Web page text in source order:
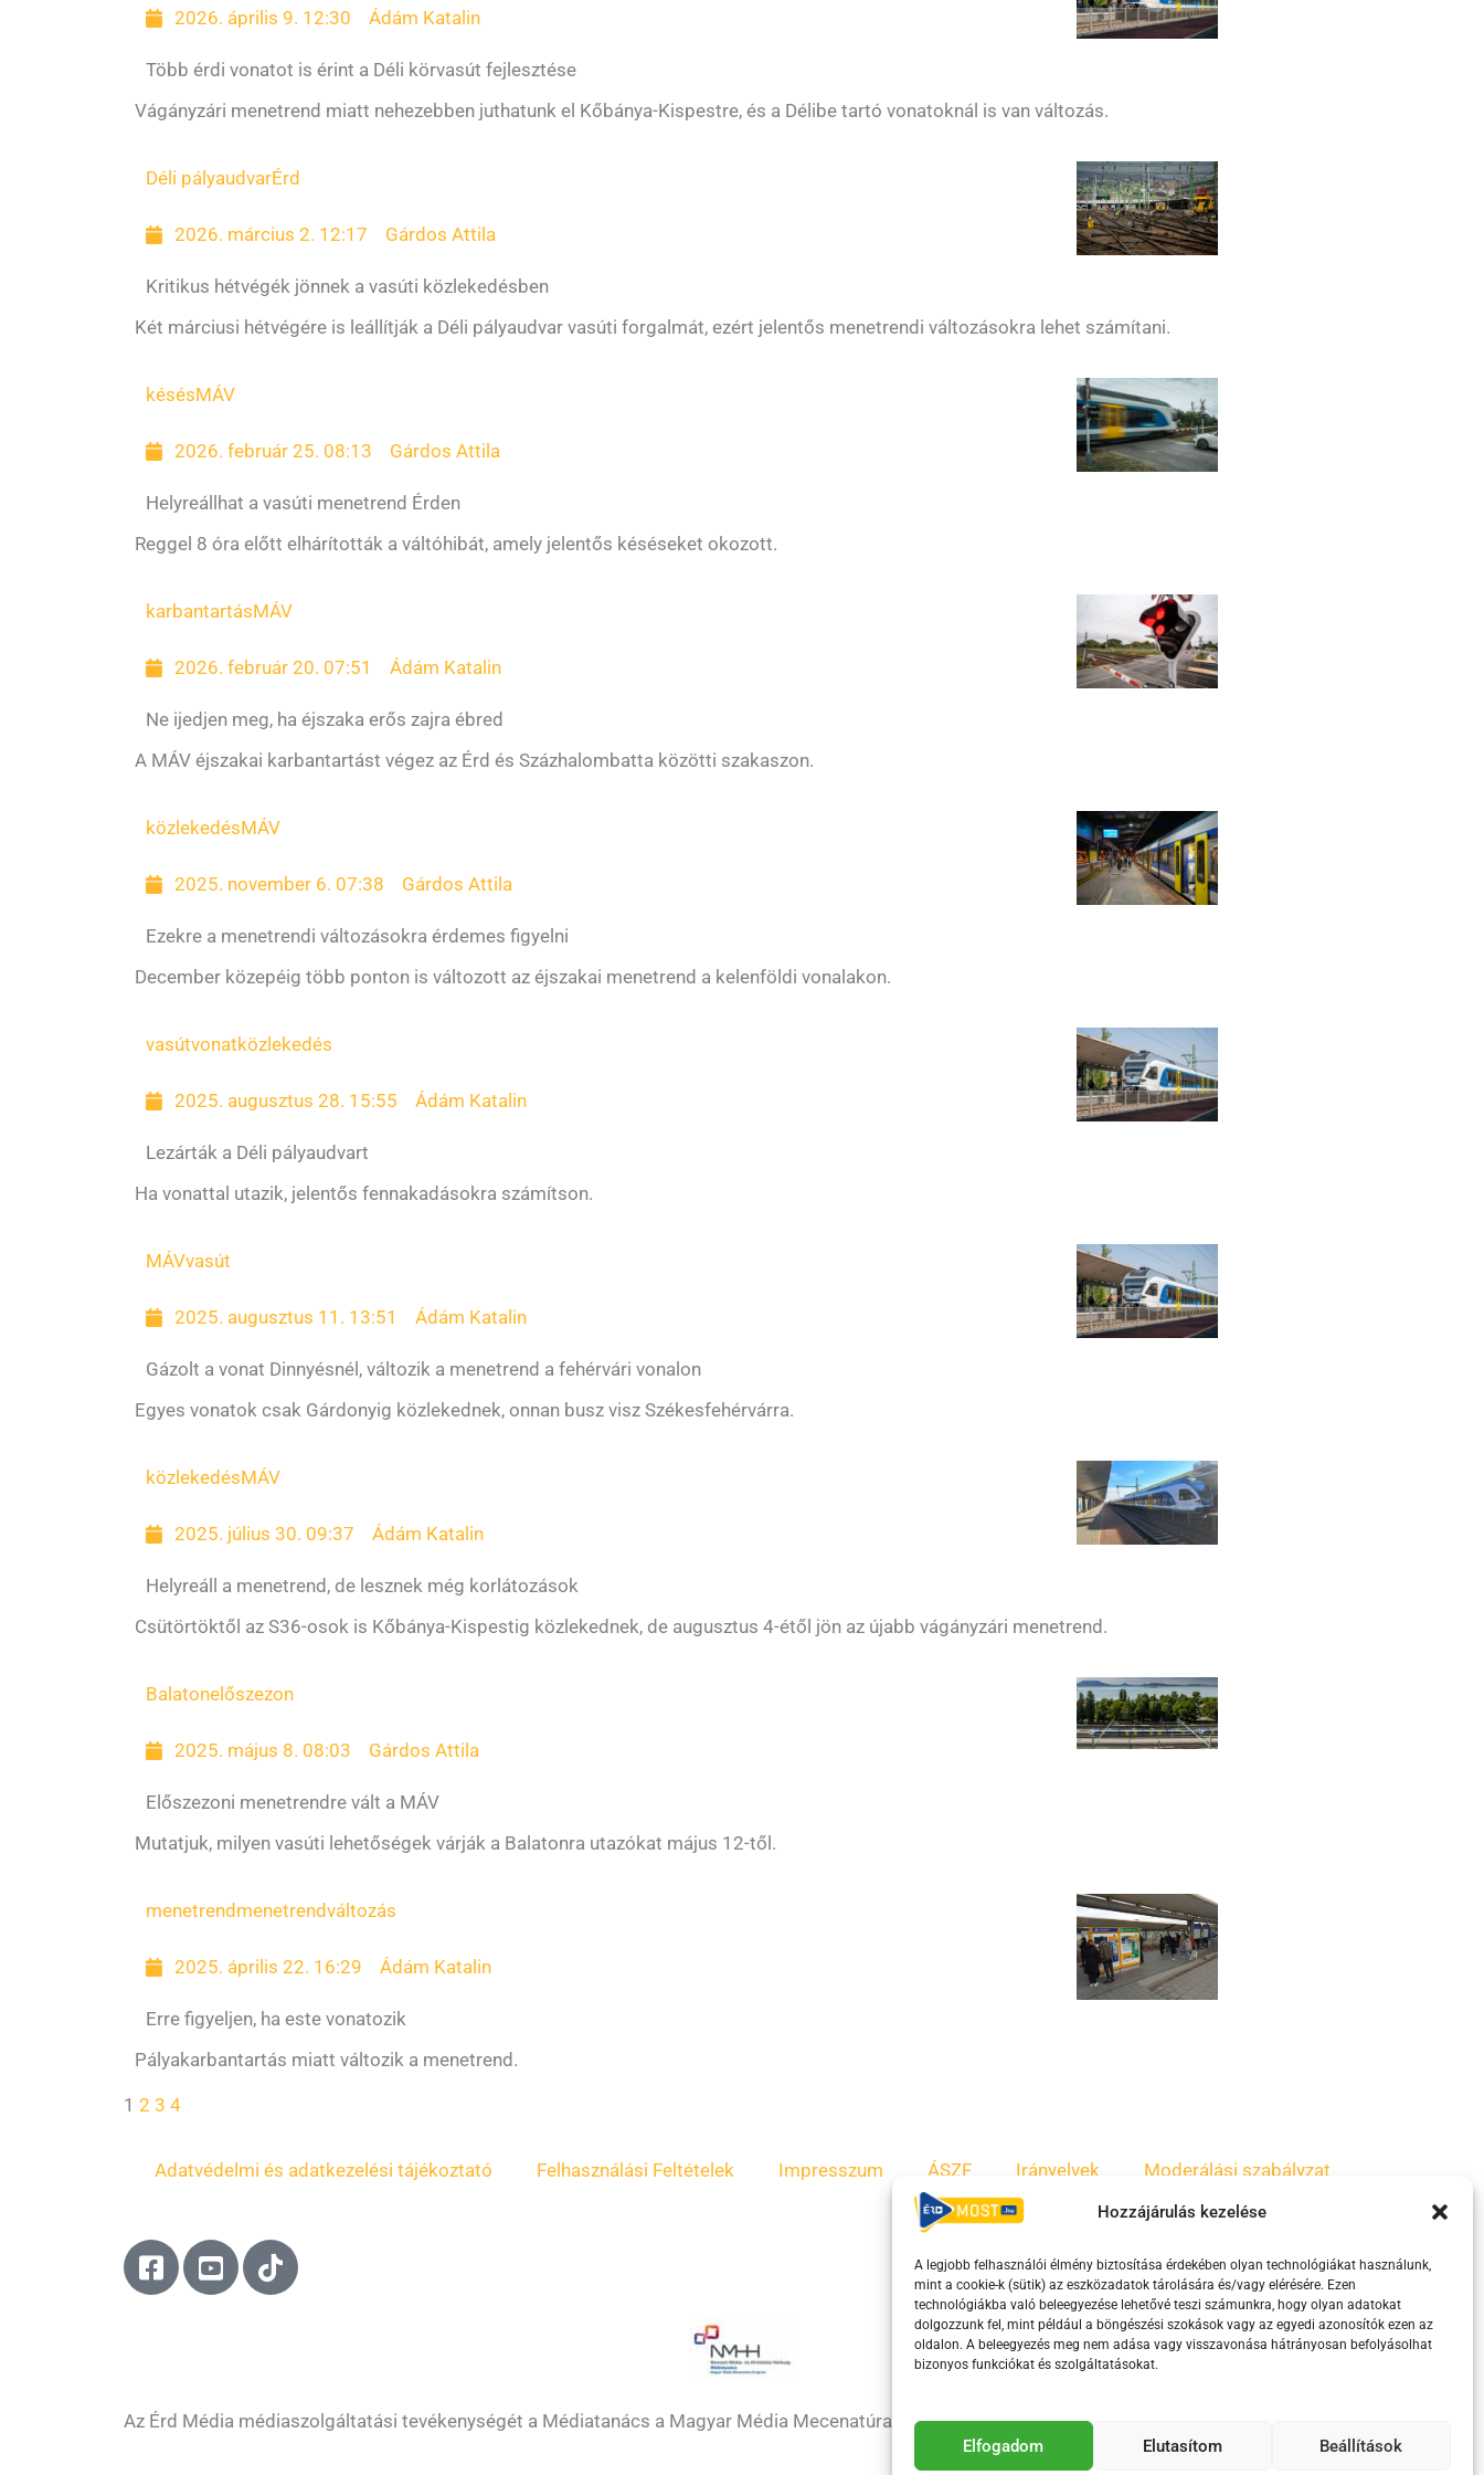
Hozzájárulás kezelése
A legjobb felhasználói élmény biztosítása érdekében olyan technológiákat használunk,
mint a cookie-k (sütik) az eszközadatok tárolására és/vagy elérésére. Ezen
technológiákba való beleegyezése lehetővé teszi számunkra, hogy olyan adatokat
dolgozzunk fel, mint például a böngészési szokások vagy az egyedi azonosítók ezen az
oldalon. A beleegyezés meg nem adása vagy visszavonása hátrányosan befolyásolhat
bizonyos funkciókat és szolgáltatásokat.
Elfogadom Elutasítom Beállítások
2026. április 9. 12:30 Ádám Katalin
Több érdi vonatot is érint a Déli körvasút fejlesztése
Vágányzári menetrend miatt nehezebben juthatunk el Kőbánya-Kispestre, és a Délibe tartó vonatoknál is van változás.
Déli pályaudvarÉrd
2026. március 2. 12:17 Gárdos Attila
Kritikus hétvégék jönnek a vasúti közlekedésben
Két márciusi hétvégére is leállítják a Déli pályaudvar vasúti forgalmát, ezért jelentős menetrendi változásokra lehet számítani.
késésMÁV
2026. február 25. 08:13 Gárdos Attila
Helyreállhat a vasúti menetrend Érden
Reggel 8 óra előtt elhárították a váltóhibát, amely jelentős késéseket okozott.
karbantartásMÁV
2026. február 20. 07:51 Ádám Katalin
Ne ijedjen meg, ha éjszaka erős zajra ébred
A MÁV éjszakai karbantartást végez az Érd és Százhalombatta közötti szakaszon.
közlekedésMÁV
2025. november 6. 07:38 Gárdos Attila
Ezekre a menetrendi változásokra érdemes figyelni
December közepéig több ponton is változott az éjszakai menetrend a kelenföldi vonalakon.
vasútvonatközlekedés
2025. augusztus 28. 15:55 Ádám Katalin
Lezárták a Déli pályaudvart
Ha vonattal utazik, jelentős fennakadásokra számítson.
MÁVvasút
2025. augusztus 11. 13:51 Ádám Katalin
Gázolt a vonat Dinnyésnél, változik a menetrend a fehérvári vonalon
Egyes vonatok csak Gárdonyig közlekednek, onnan busz visz Székesfehérvárra.
közlekedésMÁV
2025. július 30. 09:37 Ádám Katalin
Helyreáll a menetrend, de lesznek még korlátozások
Csütörtöktől az S36-osok is Kőbánya-Kispestig közlekednek, de augusztus 4-étől jön az újabb vágányzári menetrend.
Balatonelőszezon
2025. május 8. 08:03 Gárdos Attila
Előszezoni menetrendre vált a MÁV
Mutatjuk, milyen vasúti lehetőségek várják a Balatonra utazókat május 12-től.
menetrend menetrendváltozás
2025. április 22. 16:29 Ádám Katalin
Erre figyeljen, ha este vonatozik
Pályakarbantartás miatt változik a menetrend.
1 2 3 4
Adatvédelmi és adatkezelési tájékoztató Felhasználási Feltételek Impresszum ÁSZF Irányelvek Moderálási szabályzat
F
a
o
Y
o
e
T
i
Az Érd Média médiaszolgáltatási tevékenységét a Médiatanács a Magyar Média Mecenatúra program keretében támogatja.